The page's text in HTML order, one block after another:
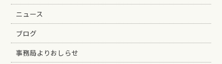
ニュース
ブログ
事務局よりおしらせ